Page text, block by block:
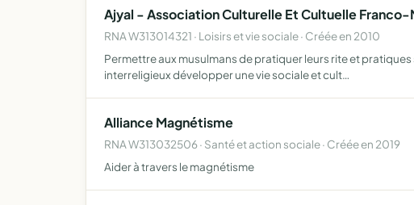
Ajyal - Association Culturelle Et Cultuelle
RNA W313014321 · Loisirs et vie sociale · Créée en 2010
Permettre aux musulmans de pratiquer leurs rite et
interreligieux développer une vie sociale et cult…
Alliance Magnétisme
RNA W313032506 · Santé et action sociale · Créée en 2019
Aider à travers le magnétisme